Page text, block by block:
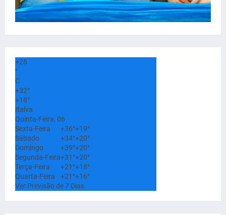
+26
°
C
+32°
+18°
Italva
Quinta-Feira, 06
Sexta-Feira
+36°+19°
Sábado
+34°+20°
Domingo
+39°+20°
Segunda-Feira+31°+20°
Terça-Feira
+21°+18°
Quarta-Feira
+21°+16°
Ver Previsão de 7 Dias